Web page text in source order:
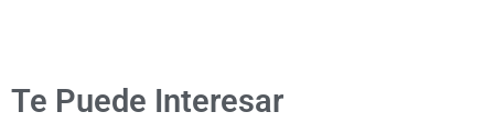
Te Puede Interesar